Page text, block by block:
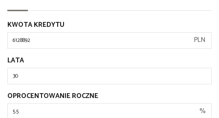
KWOTA KREDYTU
PLN
LATA
OPROCENTOWANIE ROCZNE
%